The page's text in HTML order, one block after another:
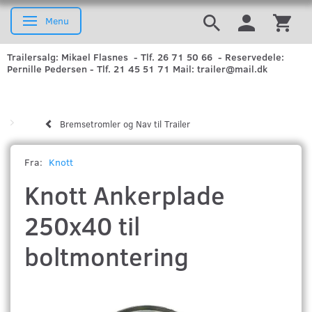
Skifte navigation
Menu
Trailersalg: Mikael Flasnes - Tlf. 26 71 50 66 - Reservedele:
Pernille Pedersen - Tlf. 21 45 51 71 Mail: trailer@mail.dk
Bremsetromler og Nav til Trailer
Fra: Knott
Knott Ankerplade
250x40 til
boltmontering